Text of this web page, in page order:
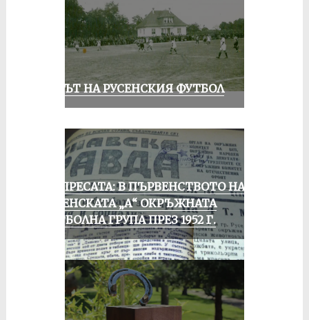
ВЕКЪТ НА РУСЕНСКИЯ ФУТБОЛ
ОТ ПРЕСАТА: В ПЪРВЕНСТВОТО НА
РУСЕНСКАТА „А“ ОКРЪЖНАТА
ФУТБОЛНА ГРУПА ПРЕЗ 1952 Г.